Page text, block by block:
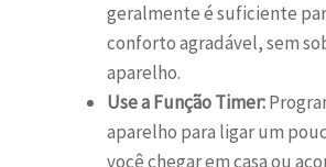
geralmente é suficiente
conforto agradável, sem
aparelho.
Use a Função Timer:
aparelho para ligar um
você chegar em casa ou